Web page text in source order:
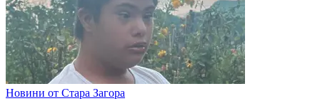
Новини от Стара Загора